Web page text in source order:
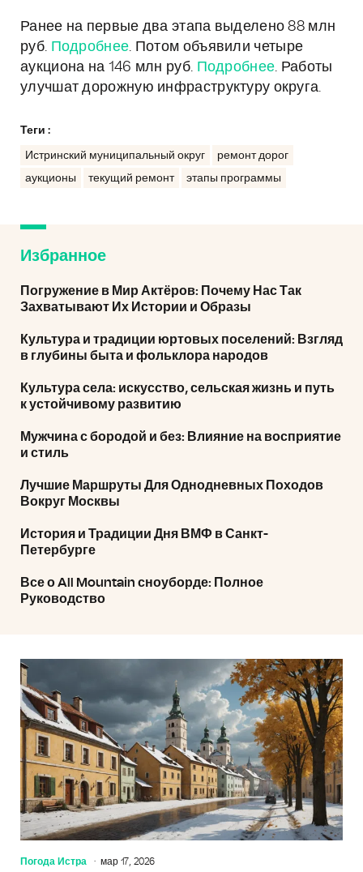
Ранее на первые два этапа выделено 88 млн
руб. Подробнее. Потом объявили четыре
аукциона на 146 млн руб. Подробнее. Работы
улучшат дорожную инфраструктуру округа.
Теги :
Истринский муниципальный округ
ремонт дорог
аукционы
текущий ремонт этапы программы
Избранное
Погружение в Мир Актёров: Почему Нас Так
Захватывают Их Истории и Образы
Культура и традиции юртовых поселений: Взгляд
в глубины быта и фольклора народов
Культура села: искусство, сельская жизнь и путь
к устойчивому развитию
Мужчина с бородой и без: Влияние на восприятие
и стиль
Лучшие Маршруты Для Однодневных Походов
Вокруг Москвы
История и Традиции Дня ВМФ в Санкт-
Петербурге
Все о All Mountain сноуборде: Полное
Руководство
Погода Истра мар 17, 2026